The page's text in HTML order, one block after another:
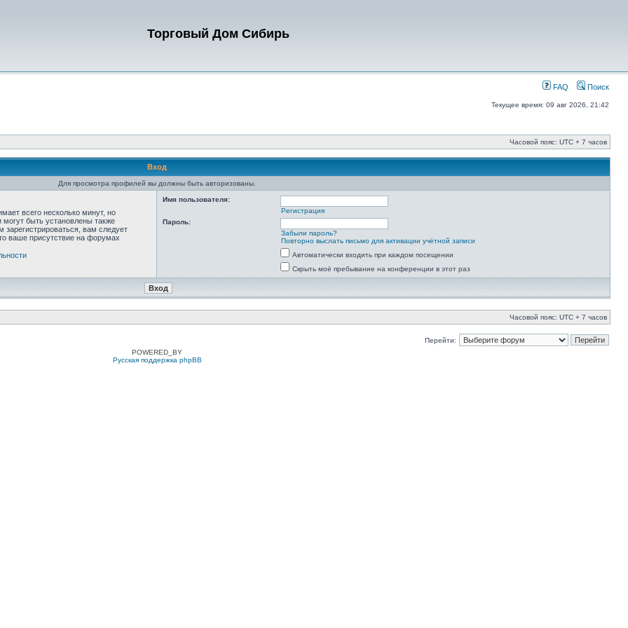
Торговый Дом Сибирь
FAQ Поиск
Текущее время: 09 авг 2026, 21:42
Часовой пояс: UTC + 7 часов
Вход
Для просмотра профилей вы должны быть авторизованы.
всего несколько минут, но
быть установлены также
зарегистрироваться, вам следует
ваше присутствие на форумах
Имя пользователя:
Регистрация
Пароль:
Забыли пароль?
Повторно выслать письмо для активации учётной записи
Автоматически входить при каждом посещении
Скрыть моё пребывание на конференции в этот раз
Часовой пояс: UTC + 7 часов
Перейти:
POWERED_BY
Русская поддержка phpBB